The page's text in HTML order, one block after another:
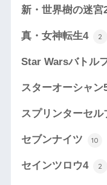
新・世界樹の迷
真・女神転生4 2
Star Warsバトル
スターオーシャン
スプリンターセル
セブンナイツ 10
セインツロウ4 2